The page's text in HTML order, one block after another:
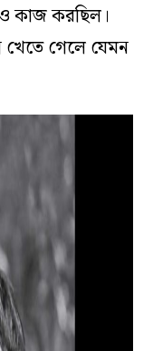
কাজ করছিল।
খেতে গেলে যেমন